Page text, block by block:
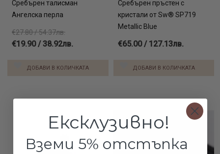
Сребърен талисман
Ангелска перла
€27.80 / 54.37лв.
€19.90 / 38.92лв.
ДОБАВИ В КОЛИЧКАТА
Сребърен пръстен с
кристали от Sw® SP719
Metallic Blue
€65.00 / 127.13лв.
ДОБАВИ В КОЛИЧКАТА
Ексклузивно!
Вземи 5% отстъпка